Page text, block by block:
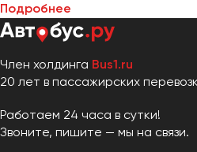
Подробнее
Член холдинга Bus1.ru
20 лет в пассажирских
Работаем 24 часа в сутки!
Звоните, пишите — мы на связи.